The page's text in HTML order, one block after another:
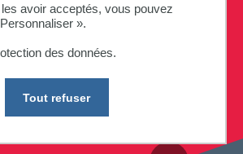
avoir acceptés, vous pouvez
».
des données.
Tout refuser